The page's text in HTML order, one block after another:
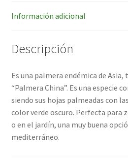
Información adicional
Descripción
Es una palmera endémica de
“Palmera China”. Es una especie
siendo sus hojas palmeadas con
color verde oscuro. Perfecta para
o en el jardín, una muy buena
mediterráneo.